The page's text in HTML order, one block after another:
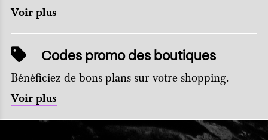
Voir plus
Codes promo des boutiques
Bénéficiez de bons plans sur votre shopping.
Voir plus